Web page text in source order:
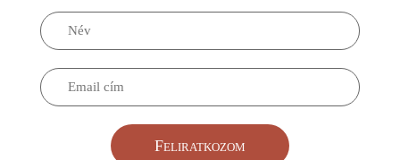
Feliratkozom